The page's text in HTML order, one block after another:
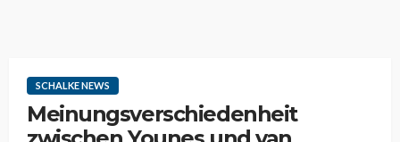
SCHALKE NEWS
Meinungsverschiedenheit